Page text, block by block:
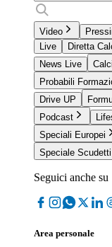
Video
Live
Diretta
News Live
Probabili
Drive UP
Podcast
Speciali Europei
Speciale Scudetti
Seguici anche su
Area personale